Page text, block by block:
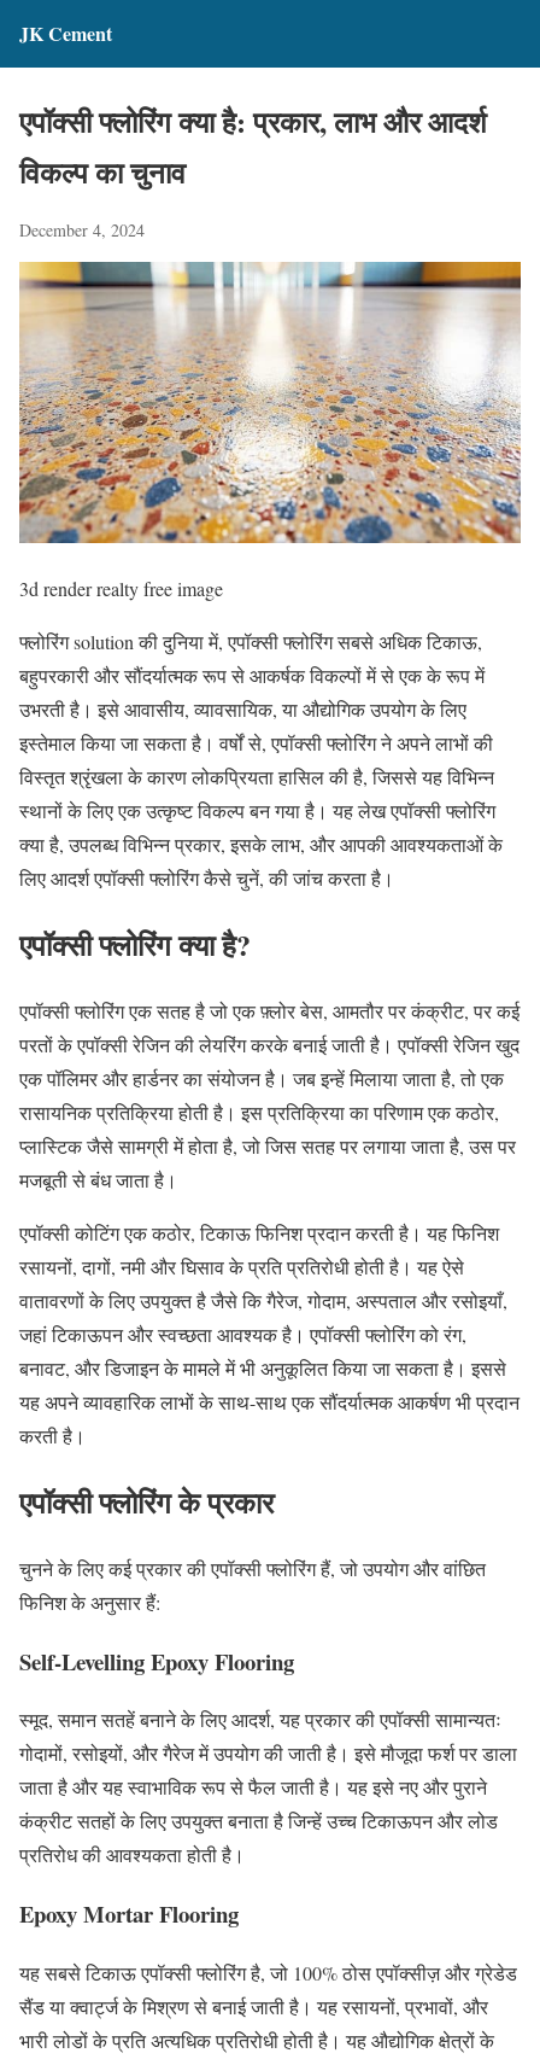
JK Cement
एपॉक्सी फ्लोरिंग क्या है: प्रकार, लाभ और आदर्श
विकल्प का चुनाव
December 4, 2024
3d render realty free image
फ्लोरिंग solution की दुनिया में, एपॉक्सी फ्लोरिंग सबसे अधिक टिकाऊ,
बहुपरकारी और सौंदर्यात्मक रूप से आकर्षक विकल्पों में से एक के रूप में
उभरती है। इसे आवासीय, व्यावसायिक, या औद्योगिक उपयोग के लिए
इस्तेमाल किया जा सकता है। वर्षों से, एपॉक्सी फ्लोरिंग ने अपने लाभों की
विस्तृत श्रृंखला के कारण लोकप्रियता हासिल की है, जिससे यह विभिन्न
स्थानों के लिए एक उत्कृष्ट विकल्प बन गया है। यह लेख एपॉक्सी फ्लोरिंग
क्या है, उपलब्ध विभिन्न प्रकार, इसके लाभ, और आपकी आवश्यकताओं के
लिए आदर्श एपॉक्सी फ्लोरिंग कैसे चुनें, की जांच करता है।
एपॉक्सी फ्लोरिंग क्या है?
एपॉक्सी फ्लोरिंग एक सतह है जो एक फ़्लोर बेस, आमतौर पर कंक्रीट, पर कई
परतों के एपॉक्सी रेजिन की लेयरिंग करके बनाई जाती है। एपॉक्सी रेजिन खुद
एक पॉलिमर और हार्डनर का संयोजन है। जब इन्हें मिलाया जाता है, तो एक
रासायनिक प्रतिक्रिया होती है। इस प्रतिक्रिया का परिणाम एक कठोर,
प्लास्टिक जैसे सामग्री में होता है, जो जिस सतह पर लगाया जाता है, उस पर
मजबूती से बंध जाता है।
एपॉक्सी कोटिंग एक कठोर, टिकाऊ फिनिश प्रदान करती है। यह फिनिश
रसायनों, दागों, नमी और घिसाव के प्रति प्रतिरोधी होती है। यह ऐसे
वातावरणों के लिए उपयुक्त है जैसे कि गैरेज, गोदाम, अस्पताल और रसोइयाँ,
जहां टिकाऊपन और स्वच्छता आवश्यक है। एपॉक्सी फ्लोरिंग को रंग,
बनावट, और डिजाइन के मामले में भी अनुकूलित किया जा सकता है। इससे
यह अपने व्यावहारिक लाभों के साथ-साथ एक सौंदर्यात्मक आकर्षण भी प्रदान
करती है।
एपॉक्सी फ्लोरिंग के प्रकार
चुनने के लिए कई प्रकार की एपॉक्सी फ्लोरिंग हैं, जो उपयोग और वांछित
फिनिश के अनुसार हैं:
Self-Levelling Epoxy Flooring
स्मूद, समान सतहें बनाने के लिए आदर्श, यह प्रकार की एपॉक्सी सामान्यतः
गोदामों, रसोइयों, और गैरेज में उपयोग की जाती है। इसे मौजूदा फर्श पर डाला
जाता है और यह स्वाभाविक रूप से फैल जाती है। यह इसे नए और पुराने
कंक्रीट सतहों के लिए उपयुक्त बनाता है जिन्हें उच्च टिकाऊपन और लोड
प्रतिरोध की आवश्यकता होती है।
Epoxy Mortar Flooring
यह सबसे टिकाऊ एपॉक्सी फ्लोरिंग है, जो 100% ठोस एपॉक्सीज़ और ग्रेडेड
सैंड या क्वार्ट्ज के मिश्रण से बनाई जाती है। यह रसायनों, प्रभावों, और
भारी लोडों के प्रति अत्यधिक प्रतिरोधी होती है। यह औद्योगिक क्षेत्रों के